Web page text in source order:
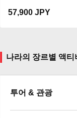
57,900 JPY
나라의 장르별 액티
투어 & 관광